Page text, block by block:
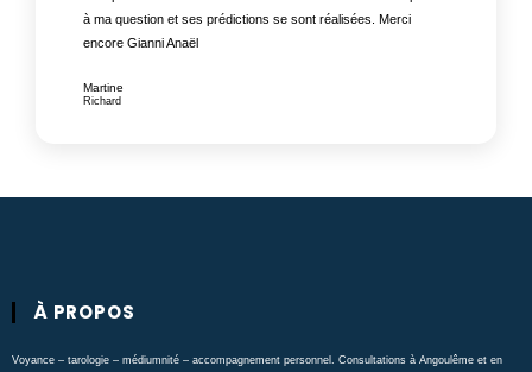
à ma question et ses prédictions se sont réalisées. Merci
encore Gianni Anaël
Martine
Richard
À PROPOS
Voyance – tarologie – médiumnité – accompagnement personnel. Consultations à Angoulême et en